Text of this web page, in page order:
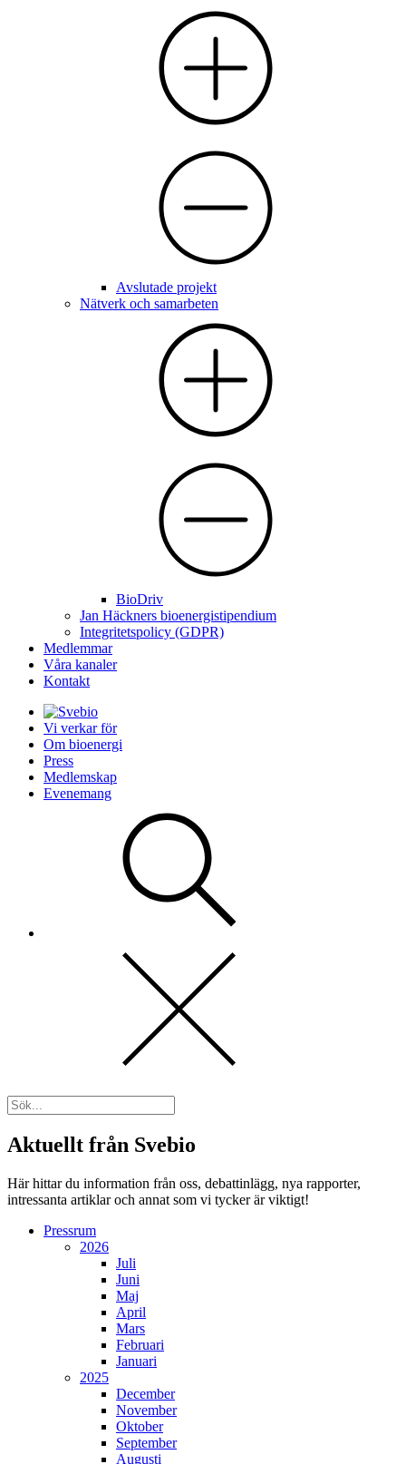
Avslutade projekt
Nätverk och samarbeten
BioDriv
Jan Häckners bioenergistipendium
Integritetspolicy (GDPR)
Medlemmar
Våra kanaler
Kontakt
Vi verkar för
Om bioenergi
Press
Medlemskap
Evenemang
Aktuellt från Svebio
Här hittar du information från oss, debattinlägg, nya rapporter,
intressanta artiklar och annat som vi tycker är viktigt!
Pressrum
2026
Juli
Juni
Maj
April
Mars
Februari
Januari
2025
December
November
Oktober
September
Augusti